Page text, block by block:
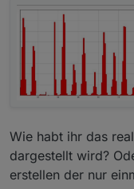
Wie habt ihr das
dargestellt wird?
erstellen der nur